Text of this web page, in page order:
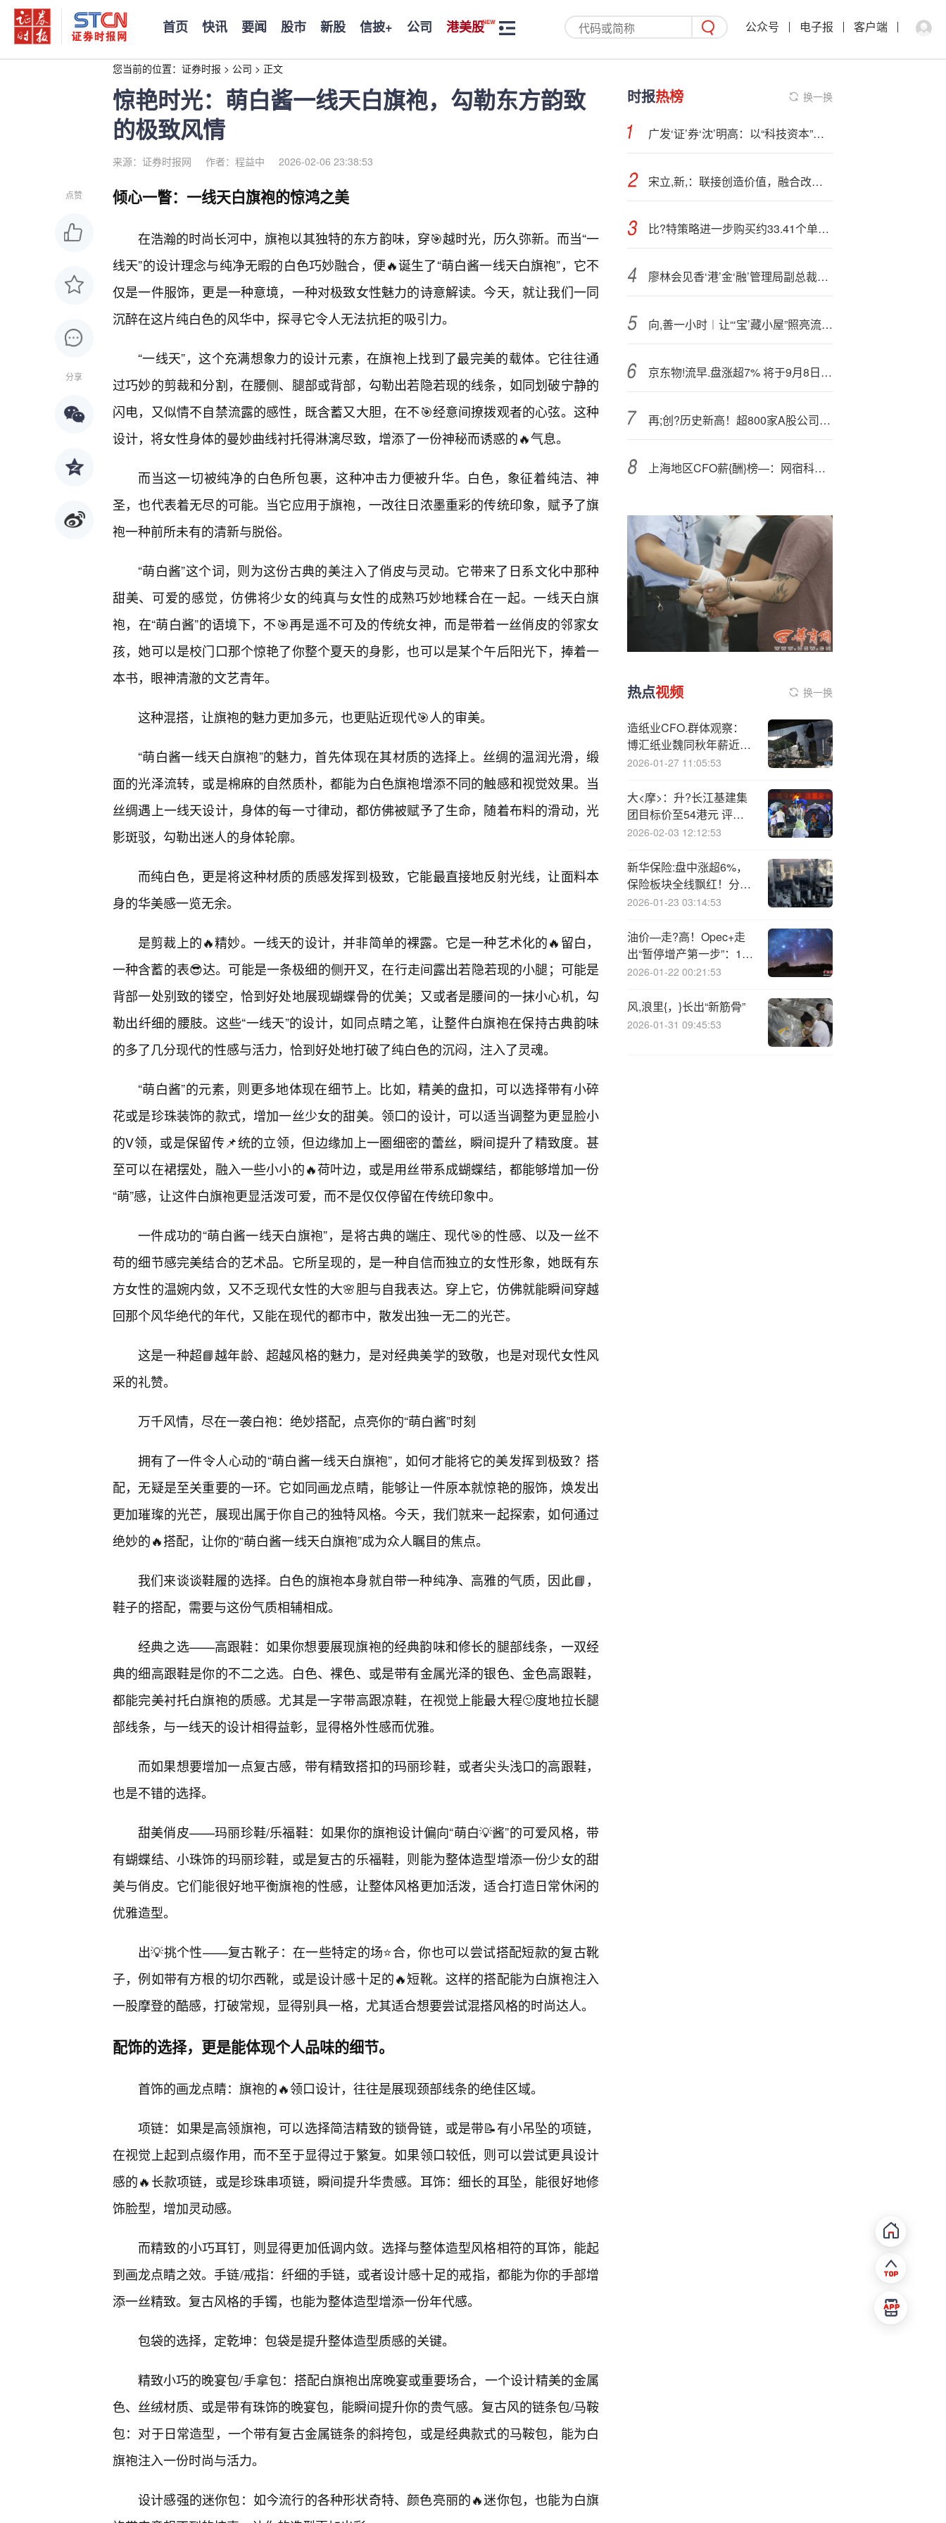
首页 快讯 要闻 股市 新股 信披+ 公司 港美股 公众号 电子报 客户端
您当前的位置： 证券时报 > 公司 > 正文
惊艳时光：萌白酱一线天白旗袍，勾勒东方韵致
的极致风情
来源：证券时报网 作者：程益中 2026-02-06 23:38:53
点赞
分享
倾心一瞥：一线天白旗袍的惊鸿之美
在浩瀚的时尚长河中，旗袍以其独特的东方韵味，穿🎯越时光，历久弥新。而当“一
线天”的设计理念与纯净无暇的白色巧妙融合，便🔥诞生了“萌白酱一线天白旗袍”，它不
仅是一件服饰，更是一种意境，一种对极致女性魅力的诗意解读。今天，就让我们一同
沉醉在这片纯白色的风华中，探寻它令人无法抗拒的吸引力。
“一线天”，这个充满想象力的设计元素，在旗袍上找到了最完美的载体。它往往通
过巧妙的剪裁和分割，在腰侧、腿部或背部，勾勒出若隐若现的线条，如同划破宁静的
闪电，又似情不自禁流露的感性，既含蓄又大胆，在不🎯经意间撩拨观者的心弦。这种
设计，将女性身体的曼妙曲线衬托得淋漓尽致，增添了一份神秘而诱惑的🔥气息。
而当这一切被纯净的白色所包裹，这种冲击力便被升华。白色，象征着纯洁、神
圣，也代表着无尽的可能。当它应用于旗袍，一改往日浓墨重彩的传统印象，赋予了旗
袍一种前所未有的清新与脱俗。
“萌白酱”这个词，则为这份古典的美注入了俏皮与灵动。它带来了日系文化中那种
甜美、可爱的感觉，仿佛将少女的纯真与女性的成熟巧妙地糅合在一起。一线天白旗
袍，在“萌白酱”的语境下，不🎯再是遥不可及的传统女神，而是带着一丝俏皮的邻家女
孩，她可以是校门口那个惊艳了你整个夏天的身影，也可以是某个午后阳光下，捧着一
本书，眼神清澈的文艺青年。
这种混搭，让旗袍的魅力更加多元，也更贴近现代🎯人的审美。
“萌白酱一线天白旗袍”的魅力，首先体现在其材质的选择上。丝绸的温润光滑，缎
面的光泽流转，或是棉麻的自然质朴，都能为白色旗袍增添不同的触感和视觉效果。当
丝绸遇上一线天设计，身体的每一寸律动，都仿佛被赋予了生命，随着布料的滑动，光
影斑驳，勾勒出迷人的身体轮廓。
而纯白色，更是将这种材质的质感发挥到极致，它能最直接地反射光线，让面料本
身的华美感一览无余。
是剪裁上的🔥精妙。一线天的设计，并非简单的裸露。它是一种艺术化的🔥留白，
一种含蓄的表😎达。可能是一条极细的侧开叉，在行走间露出若隐若现的小腿；可能是
背部一处别致的镂空，恰到好处地展现蝴蝶骨的优美；又或者是腰间的一抹小心机，勾
勒出纤细的腰肢。这些“一线天”的设计，如同点睛之笔，让整件白旗袍在保持古典韵味
的多了几分现代的性感与活力，恰到好处地打破了纯白色的沉闷，注入了灵魂。
“萌白酱”的元素，则更多地体现在细节上。比如，精美的盘扣，可以选择带有小碎
花或是珍珠装饰的款式，增加一丝少女的甜美。领口的设计，可以适当调整为更显脸小
的V领，或是保留传📌统的立领，但边缘加上一圈细密的蕾丝，瞬间提升了精致度。甚
至可以在裙摆处，融入一些小小的🔥荷叶边，或是用丝带系成蝴蝶结，都能够增加一份
“萌”感，让这件白旗袍更显活泼可爱，而不是仅仅停留在传统印象中。
一件成功的“萌白酱一线天白旗袍”，是将古典的端庄、现代🎯的性感、以及一丝不
苟的细节感完美结合的艺术品。它所呈现的，是一种自信而独立的女性形象，她既有东
方女性的温婉内敛，又不乏现代女性的大🌸胆与自我表达。穿上它，仿佛就能瞬间穿越
回那个风华绝代的年代，又能在现代的都市中，散发出独一无二的光芒。
这是一种超📘越年龄、超越风格的魅力，是对经典美学的致敬，也是对现代女性风
采的礼赞。
万千风情，尽在一袭白袍：绝妙搭配，点亮你的“萌白酱”时刻
拥有了一件令人心动的“萌白酱一线天白旗袍”，如何才能将它的美发挥到极致？搭
配，无疑是至关重要的一环。它如同画龙点睛，能够让一件原本就惊艳的服饰，焕发出
更加璀璨的光芒，展现出属于你自己的独特风格。今天，我们就来一起探索，如何通过
绝妙的🔥搭配，让你的“萌白酱一线天白旗袍”成为众人瞩目的焦点。
我们来谈谈鞋履的选择。白色的旗袍本身就自带一种纯净、高雅的气质，因此📘，
鞋子的搭配，需要与这份气质相辅相成。
经典之选——高跟鞋：如果你想要展现旗袍的经典韵味和修长的腿部线条，一双经
典的细高跟鞋是你的不二之选。白色、裸色、或是带有金属光泽的银色、金色高跟鞋，
都能完美衬托白旗袍的质感。尤其是一字带高跟凉鞋，在视觉上能最大程🙂度地拉长腿
部线条，与一线天的设计相得益彰，显得格外性感而优雅。
而如果想要增加一点复古感，带有精致搭扣的玛丽珍鞋，或者尖头浅口的高跟鞋，
也是不错的选择。
甜美俏皮——玛丽珍鞋/乐福鞋：如果你的旗袍设计偏向“萌白💡酱”的可爱风格，带
有蝴蝶结、小珠饰的玛丽珍鞋，或是复古的乐福鞋，则能为整体造型增添一份少女的甜
美与俏皮。它们能很好地平衡旗袍的性感，让整体风格更加活泼，适合打造日常休闲的
优雅造型。
出💡挑个性——复古靴子：在一些特定的场⭐合，你也可以尝试搭配短款的复古靴
子，例如带有方根的切尔西靴，或是设计感十足的🔥短靴。这样的搭配能为白旗袍注入
一股摩登的酷感，打破常规，显得别具一格，尤其适合想要尝试混搭风格的时尚达人。
配饰的选择，更是能体现个人品味的细节。
首饰的画龙点睛：旗袍的🔥领口设计，往往是展现颈部线条的绝佳区域。
项链：如果是高领旗袍，可以选择简洁精致的锁骨链，或是带📝有小吊坠的项链，
在视觉上起到点缀作用，而不至于显得过于繁复。如果领口较低，则可以尝试更具设计
感的🔥长款项链，或是珍珠串项链，瞬间提升华贵感。耳饰：细长的耳坠，能很好地修
饰脸型，增加灵动感。
而精致的小巧耳钉，则显得更加低调内敛。选择与整体造型风格相符的耳饰，能起
到画龙点睛之效。手链/戒指：纤细的手链，或者设计感十足的戒指，都能为你的手部增
添一丝精致。复古风格的手镯，也能为整体造型增添一份年代感。
包袋的选择，定乾坤：包袋是提升整体造型质感的关键。
精致小巧的晚宴包/手拿包：搭配白旗袍出席晚宴或重要场合，一个设计精美的金属
色、丝绒材质、或是带有珠饰的晚宴包，能瞬间提升你的贵气感。复古风的链条包/马鞍
包：对于日常造型，一个带有复古金属链条的斜挎包，或是经典款式的马鞍包，能为白
旗袍注入一份时尚与活力。
设计感强的迷你包：如今流行的各种形状奇特、颜色亮丽的🔥迷你包，也能为白旗
时报热榜 换一换
广发‘证’券‘沈’明高：以“科技资本”赋能新质生产力 破解科技金融规模化难题
宋立,新,：联接创造价值，融合改变商业
比?特策略进一步购买约33.41个单位的比特币
廖林会见香‘港’金‘融’管理局副总裁阮国恒
向,善一小时︱让“‘宝’藏小屋”照亮流动儿童未来
京东物!流早.盘涨超7% 将于9月8日起正式染蓝
再;创?历史新高！超800家A股公司中期分红 总金额逾6300亿元
上海地区CFO薪{酬}榜—：网宿科技CFO蒋薇407万排名第二
热点视频 换一换
造纸业CFO.群体观察：
博汇纸业魏同秋年薪近
150万 与倒数第一民士达
2026-01-27 11:05:53
大<摩>：升?长江基建集
团目标价至54港元 评级
“与大市同步”
2026-02-03 12:12:53
新华保险:盘中涨超6%，
保险板块全线飘红！分析
师：中期业绩、债市调整
舒适的环境
2026-01-23 03:14:53
油价—走?高！Opec+走
出“暂停增产第一步”：12
月继续扩产，明年1季度
2026-01-22 00:21:53
风,浪里{，}长出“新筋骨”
2026-01-31 09:45:53